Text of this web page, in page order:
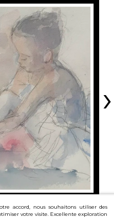
›
accord, nous souhaitons utiliser des
votre visite. Excellente exploration